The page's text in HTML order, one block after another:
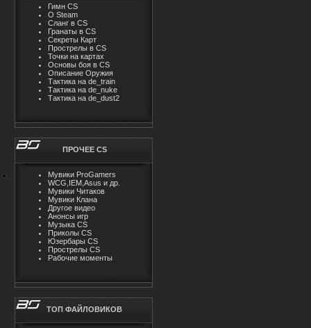
Гимн CS
О Steam
Cлaнг в CS
Гранаты в CS
Секреты Карт
Прострелы в CS
Точки на картах
Основы боя в CS
Описание Оружия
Тактика на de_train
Тактика на de_nuke
Тактика на de_dust2
ПРОЧЕЕ CS
Мувики ProGamers
WCG,IEM,Asus и др.
Мувики Читаков
Мувики Клана
Другое видео
Анонсы игр
Музыка CS
Приколы CS
Юзербары CS
Прострелы CS
Рабочие моменты
ТОП ФАЙЛОВИКОВ